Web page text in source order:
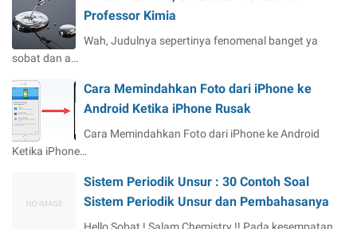
Professor Kimia
Wah, Judulnya sepertinya fenomenal banget ya
sobat dan a…
Cara Memindahkan Foto dari iPhone ke
Android Ketika iPhone Rusak
Cara Memindahkan Foto dari iPhone ke Android
Ketika iPhone…
Sistem Periodik Unsur : 30 Contoh Soal
Sistem Periodik Unsur dan Pembahasanya
Hello Sobat ! Salam Chemistry !! Pada kesempatan